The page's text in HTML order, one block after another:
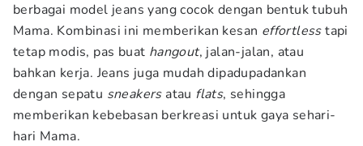
berbagai model jeans yang cocok dengan bentuk tubuh
Mama. Kombinasi ini memberikan kesan effortlesstapi
tetap modis, pas buat hangout, jalan-jalan, atau
bahkan kerja. Jeans juga mudah dipadupadankan
dengan sepatu sneakers atau flats, sehingga
memberikan kebebasan berkreasi untuk gaya sehari-
hari Mama.